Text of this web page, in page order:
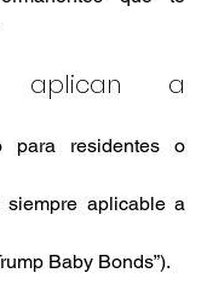
aplican a
para residentes o
siempre aplicable a
Baby Bonds”).